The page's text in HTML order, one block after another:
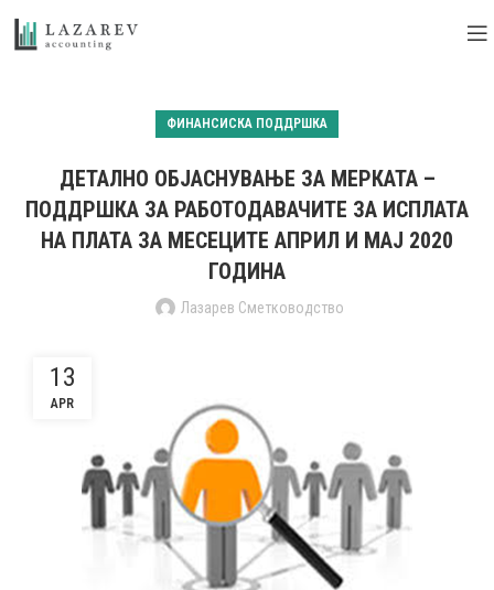
ФИНАНСИСКА ПОДДРШКА
ДЕТАЛНО ОБЈАСНУВАЊЕ ЗА МЕРКАТА –
ПОДДРШКА ЗА РАБОТОДАВАЧИТЕ ЗА ИСПЛАТА
НА ПЛАТА ЗА МЕСЕЦИТЕ АПРИЛ И МАЈ 2020
ГОДИНА
Лазарев Сметководство
13
APR